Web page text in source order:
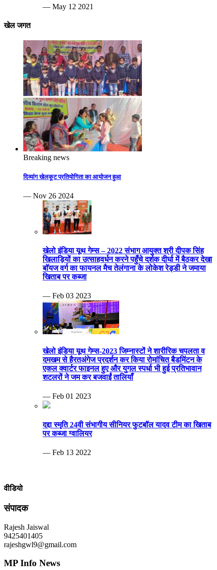
— May 12 2021
खेल जगत
Breaking news
दिव्यांग खेलकूट प्रतियोगिता का आयोजन हुआ
— Nov 26 2024
खेलो इंडिया यूथ गेम्स – 2022 संभाग आयुक्त श्री दीपक सिंह
खिलाड़ियों का उत्साहवर्धन करने पहुँचे दर्शक दीर्घा में बैठकर देखा
बॉयज वर्ग का फायनल मैच तेलंगाना के लोकेश रेड्डी ने जमाया
खिताब पर कब्जा
— Feb 03 2023
खेलो इंडिया यूथ गेम्स-2023 जिम्नास्टों ने शारीरिक चपलता व
दमखम से हैरतअंगेज प्रदर्शन कर किया रोमांचित बैडमिंटन के
एकल क्वार्टर फाइनल हुए और युगल स्पर्धा भी हुई प्रतिभावान
शटलरों ने जम कर बजवाईं तालियाँ
— Feb 01 2023
दद्दा स्मृति 24वी संभागीय सीनियर फुटबॉल यादव टीम का खिताब
पर कब्जा ग्वालियर
— Feb 13 2022
वीडियो
संपादक
Rajesh Jaiswal
9425401405
rajeshgwl9@gmail.com
MP Info News